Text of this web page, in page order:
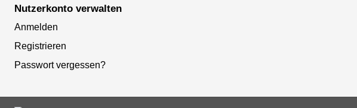
Nutzerkonto verwalten
Anmelden
Registrieren
Passwort vergessen?